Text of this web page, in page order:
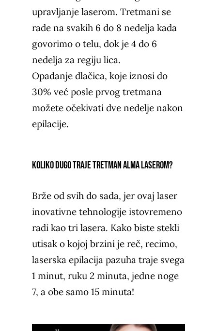
upravljanje laserom. Tretmani se
rade na svakih 6 do 8 nedelja kada
govorimo o telu, dok je 4 do 6
nedelja za regiju lica.
Opadanje dlačica, koje iznosi do
30% već posle prvog tretmana
možete očekivati dve nedelje nakon
epilacije.
Koliko dugo traje tretman Alma laserom?
Brže od svih do sada, jer ovaj laser
inovativne tehnologije istovremeno
radi kao tri lasera. Kako biste stekli
utisak o kojoj brzini je reč, recimo,
laserska epilacija pazuha traje svega
1 minut, ruku 2 minuta, jedne noge
7, a obe samo 15 minuta!